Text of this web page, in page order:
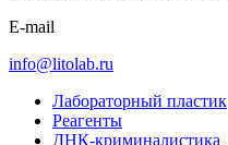
E-mail
info@litolab.ru
Лабораторный пластик
Реагенты
ДНК-криминалистика